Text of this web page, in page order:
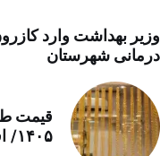
وزیر بهداشت وارد
درمانی شهرستان
۱۴۰۵/ افزایش همه قیمت ها + جدول